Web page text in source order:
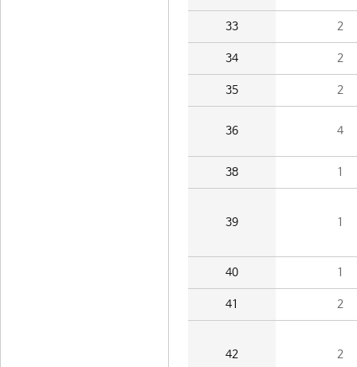
33 2
34 2
35 2
36 4
38 1
39 1
40 1
41 2
42 2